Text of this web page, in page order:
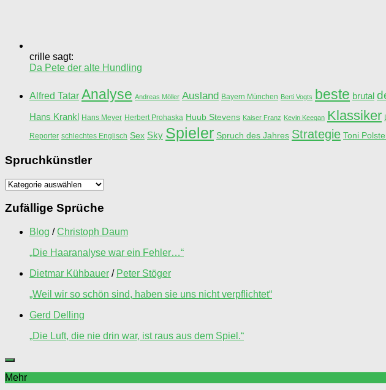
crille sagt:
Da Pete der alte Hundling
Alfred Tatar Analyse Andreas Möller Ausland Bayern München Berti Vogts beste brutal
Hans Krankl Hans Meyer Herbert Prohaska Huub Stevens Kaiser Franz Kevin Keegan Klassiker
Reporter schlechtes Englisch Sex Sky Spieler Spruch des Jahres Strategie Toni
Spruchkünstler
Spruchkünstler
Zufällige Sprüche
Blog /Christoph Daum
„Die Haaranalyse war ein Fehler…“
Dietmar Kühbauer / Peter Stöger
„Weil wir so schön sind, haben sie uns nicht verpflichtet“
Gerd Delling
„Die Luft, die nie drin war, ist raus aus dem Spiel.“
Mehr